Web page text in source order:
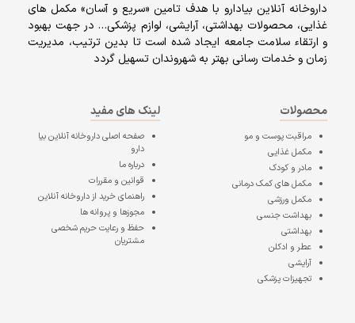
داروخانه آنلاين بيادارو با هدف تامين «سریع و آسان» مكمل هاى
غذايى، محصولات بهداشتى، آرايشى، لوازم پزشکی… در جهت بهبود
و ارتقاء سلامت جامعه ایجاد شده است تا بدین ترتیب، مدیریت
زمان و خدمات رسانی بهتر به شهروندان تسهیل گردد
محصولات
مراقبت پوست و مو
مکمل غذایی
مادر و کودک
مکمل های کمک درمانی
مکمل ورزشی
بهداشت جنسی
بهداشتی
عطر و ادکلن
آرایشی
تجهیزات پزشکی
لینک های مفید
صفحه اصلیداروخانه آنلاین بیا
دارو
درباره ما
قوانین و مقررات
راهنمای خرید از داروخانه آنلاین
مجوزها و پروانه ها
حفظ و رعایت حریم شخصی
مشتریان